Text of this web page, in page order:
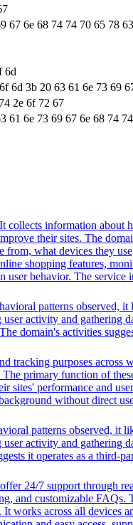
67 6e 68 74 74 70 65 78
6d
6d 3b 20 63 61 6e 73 69
2e 6f 72 67
6e 73 69 67 6e 68 74
collects information
their sites. The
what devices they
shopping features,
user behavior. The
patterns
activity and gathering
domain's activities
tracking purposes across
primary function of
performance and
without direct
patterns observed,
activity and
it operates as a
24/7 support through
and customizable
across all devices